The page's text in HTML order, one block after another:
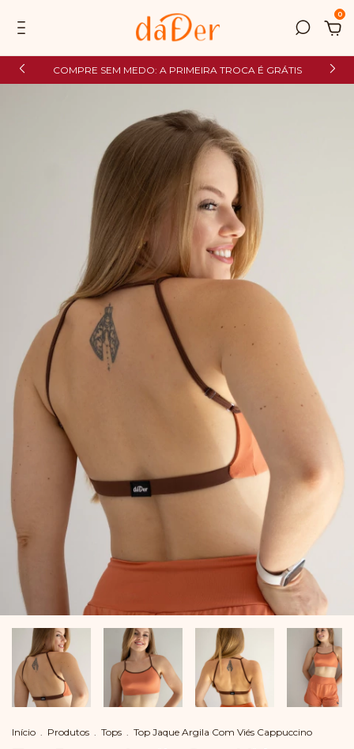
0
COMPRE SEM MEDO: A PRIMEIRA TROCA É GRÁTIS
Início . Produtos . Tops . Top Jaque Argila Com Viés Cappuccino